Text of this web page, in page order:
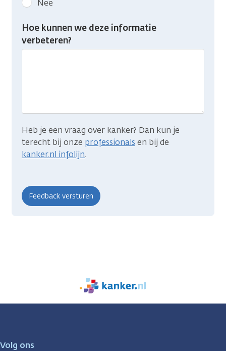
feedback:
Heb
gevonden
Nee
Hoe kunnen we deze informatie
verbeteren?
Heb je een vraag over kanker? Dan kun je
terecht bij onze professionals en bij de
kanker.nl infolijn.
We
zijn
Volg ons